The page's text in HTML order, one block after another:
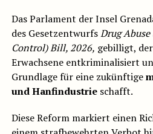
Das Parlament der Insel
des GesetzentwurfsDrug
Control) Bill, 2026, gebilligt, der
Erwachsene entkriminalisiert
Grundlage für eine zukünftige
und Hanfindustrieschafft.
Diese Reform markiert einen